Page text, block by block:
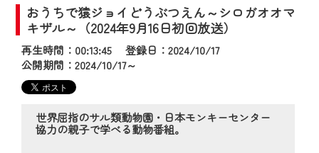
おうちで猿ジョイどうぶつえん～シロガオオマ
キザル～（2024年9月16日初回放送）
再生時間：00:13:45 登録日：2024/10/17
公開期間：2024/10/17～
世界屈指のサル類動物園・日本モンキーセンター
協力の親子で学べる動物番組。
【変更点】
◆デザイン変更により、お住まいの地域
の動画コンテンツが一目瞭然。
◆当社アプリやＰＣブラウザから、いつ
でも・どこでも・外出先でも！
CCNetサービスエリア20市町の地域情報
番組をご視聴いただけます！